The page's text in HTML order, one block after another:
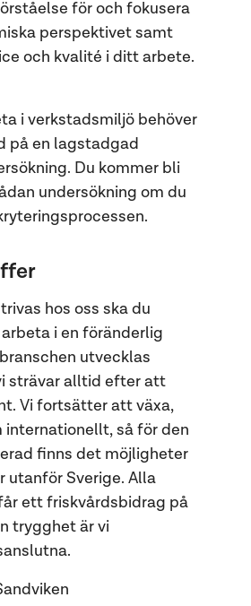
för och fokusera
perspektivet samt
och kvalité i ditt arbete.
i verkstadsmiljö behöver
på en lagstadgad
Du kommer bli
undersökning om du
hos oss ska du
i en föränderlig
utvecklas
strävar alltid efter att
Vi fortsätter att växa,
internationellt, så för den
finns det möjligheter
utanför Sverige. Alla
ett friskvårdsbidrag på
trygghet är vi